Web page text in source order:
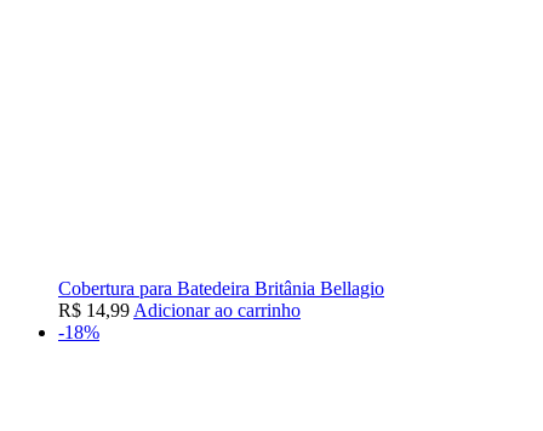
Cobertura para Batedeira Britânia Bellagio
R$ 14,99 Adicionar ao carrinho
-18%